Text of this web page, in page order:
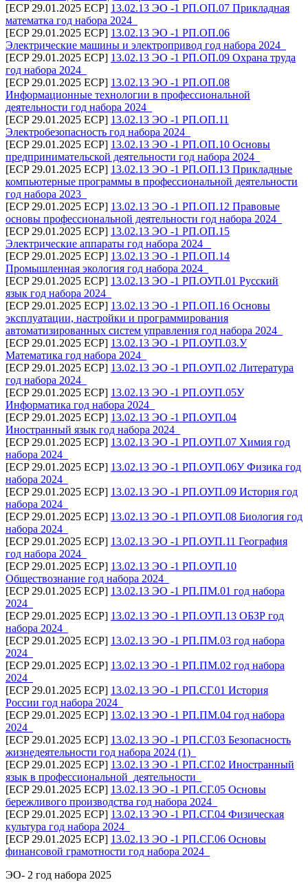
[ECP 29.01.2025 ECP] 13.02.13 ЭО -1 РП.ОП.07 Прикладная
математка год набора 2024_
[ECP 29.01.2025 ECP] 13.02.13 ЭО -1 РП.ОП.06
Электрические машины и электропривод год набора 2024_
[ECP 29.01.2025 ECP] 13.02.13 ЭО -1 РП.ОП.09 Охрана труда
год набора 2024_
[ECP 29.01.2025 ECP] 13.02.13 ЭО -1 РП.ОП.08
Информационные технологии в профессиональной
деятельности год набора 2024_
[ECP 29.01.2025 ECP] 13.02.13 ЭО -1 РП.ОП.11
Электробезопасность год набора 2024_
[ECP 29.01.2025 ECP] 13.02.13 ЭО -1 РП.ОП.10 Основы
предпринимательской деятельности год набора 2024_
[ECP 29.01.2025 ECP] 13.02.13 ЭО -1 РП.ОП.13 Прикладные
компьютерные программы в профессиональной деятельности
год набора 2023_
[ECP 29.01.2025 ECP] 13.02.13 ЭО -1 РП.ОП.12 Правовые
основы профессиональной деятельности год набора 2024_
[ECP 29.01.2025 ECP] 13.02.13 ЭО -1 РП.ОП.15
Электрические аппараты год набора 2024 _
[ECP 29.01.2025 ECP] 13.02.13 ЭО -1 РП.ОП.14
Промышленная экология год набора 2024_
[ECP 29.01.2025 ECP] 13.02.13 ЭО -1 РП.ОУП.01 Русский
язык год набора 2024_
[ECP 29.01.2025 ECP] 13.02.13 ЭО -1 РП.ОП.16 Основы
эксплуатации, настройки и программирования
автоматизированных систем управления год набора 2024_
[ECP 29.01.2025 ECP] 13.02.13 ЭО -1 РП.ОУП.03.У
Математика год набора 2024_
[ECP 29.01.2025 ECP] 13.02.13 ЭО -1 РП.ОУП.02 Литература
год набора 2024_
[ECP 29.01.2025 ECP] 13.02.13 ЭО -1 РП.ОУП.05У
Информатика год набора 2024_
[ECP 29.01.2025 ECP] 13.02.13 ЭО -1 РП.ОУП.04
Иностранный язык год набора 2024_
[ECP 29.01.2025 ECP] 13.02.13 ЭО -1 РП.ОУП.07 Химия год
набора 2024_
[ECP 29.01.2025 ECP] 13.02.13 ЭО -1 РП.ОУП.06У Физика год
набора 2024_
[ECP 29.01.2025 ECP] 13.02.13 ЭО -1 РП.ОУП.09 История год
набора 2024_
[ECP 29.01.2025 ECP] 13.02.13 ЭО -1 РП.ОУП.08 Биология год
набора 2024_
[ECP 29.01.2025 ECP] 13.02.13 ЭО -1 РП.ОУП.11 География
год набора 2024_
[ECP 29.01.2025 ECP] 13.02.13 ЭО -1 РП.ОУП.10
Обществознание год набора 2024_
[ECP 29.01.2025 ECP] 13.02.13 ЭО -1 РП.ПМ.01 год набора
2024_
[ECP 29.01.2025 ECP] 13.02.13 ЭО -1 РП.ОУП.13 ОБЗР год
набора 2024_
[ECP 29.01.2025 ECP] 13.02.13 ЭО -1 РП.ПМ.03 год набора
2024_
[ECP 29.01.2025 ECP] 13.02.13 ЭО -1 РП.ПМ.02 год набора
2024_
[ECP 29.01.2025 ECP] 13.02.13 ЭО -1 РП.СГ.01 История
России год набора 2024_
[ECP 29.01.2025 ECP] 13.02.13 ЭО -1 РП.ПМ.04 год набора
2024_
[ECP 29.01.2025 ECP] 13.02.13 ЭО -1 РП.СГ.03 Безопасность
жизнедеятельности год набора 2024 (1)_
[ECP 29.01.2025 ECP] 13.02.13 ЭО -1 РП.СГ.02 Иностранный
язык в профессиональной_деятельности_
[ECP 29.01.2025 ECP] 13.02.13 ЭО -1 РП.СГ.05 Основы
бережливого производства год набора 2024_
[ECP 29.01.2025 ECP] 13.02.13 ЭО -1 РП.СГ.04 Физическая
культура год набора 2024_
[ECP 29.01.2025 ECP] 13.02.13 ЭО -1 РП.СГ.06 Основы
финансовой грамотности год набора 2024_
ЭО- 2 год набора 2025